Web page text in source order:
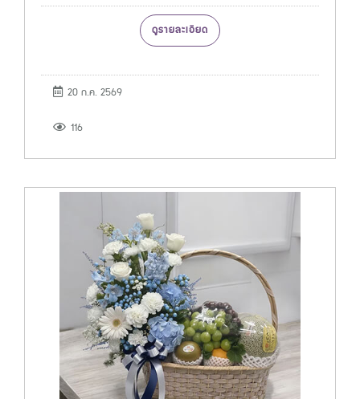
ดูรายละเอียด
20 ก.ค. 2569
116